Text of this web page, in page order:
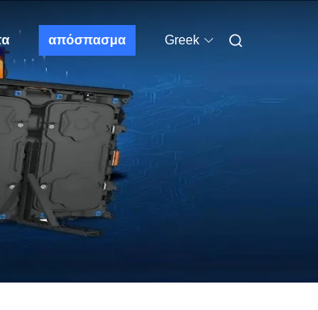
απόσπασμα Greek